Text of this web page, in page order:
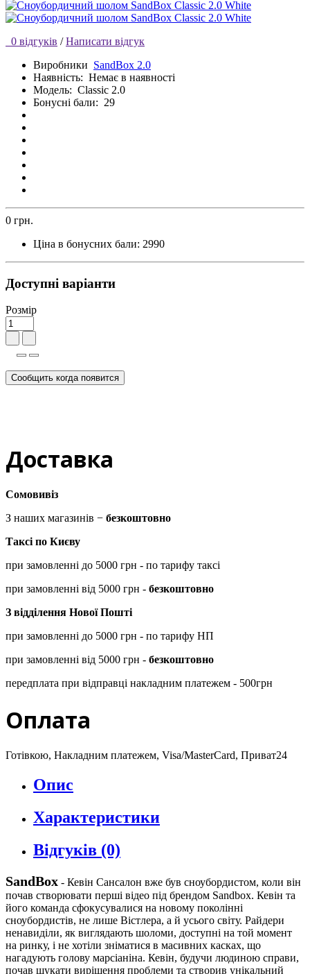
0 відгуків / Написати відгук
Виробники SandBox 2.0
Наявність: Немає в наявності
Модель: Classic 2.0
Бонусні бали: 29
0 грн.
Ціна в бонусних бали: 2990
Доступні варіанти
Розмір
Сообщить когда появится
Доставка
Сомовивіз
З наших магазинів − безкоштовно
Таксі по Києву
при замовленні до 5000 грн - по тарифу таксі
при замовленні від 5000 грн - безкоштовно
З відділення Нової Пошті
при замовленні до 5000 грн - по тарифу НП
при замовленні від 5000 грн - безкоштовно
передплата при відправці накладним платежем - 500грн
Оплата
Готівкою, Накладним платежем, Visa/MasterCard, Приват24
Опис
Характеристики
Відгуків (0)
SandBox - Кевін Сансалон вже був сноубордистом, коли він
почав створювати перші відео під брендом Sandbox. Кевін та
його команда сфокусувалися на новому поколінні
сноубордистів, не лише Вістлера, а й усього світу. Райдери
ненавиділи, як виглядають шоломи, доступні на той момент
на ринку, і не хотіли зніматися в масивних касках, що
нагадують голову марсіаніна. Кевін, будучи людиною справи,
почав шукати вирішення проблеми та створив унікальний